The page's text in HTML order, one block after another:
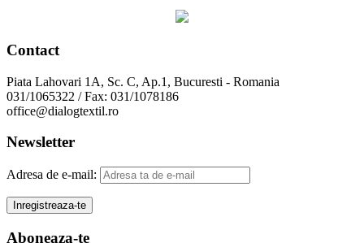
Contact
Piata Lahovari 1A, Sc. C, Ap.1, Bucuresti - Romania
031/1065322 / Fax: 031/1078186
office@dialogtextil.ro
Newsletter
Adresa de e-mail:
Aboneaza-te